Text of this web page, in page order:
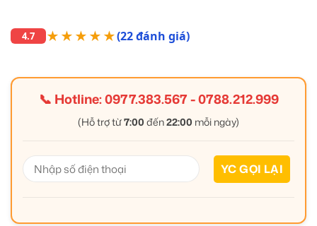
4.7 ★★★★★(22 đánh giá)
📞 Hotline:0977.383.567-0788.212.999
(Hỗ trợ từ7:00 đến22:00 mỗi ngày)